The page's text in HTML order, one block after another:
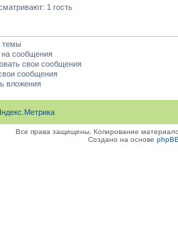
1 гость
темы
сообщения
свои сообщения
сообщения
вложения
Все права защищены. Копирование
Создано на основе